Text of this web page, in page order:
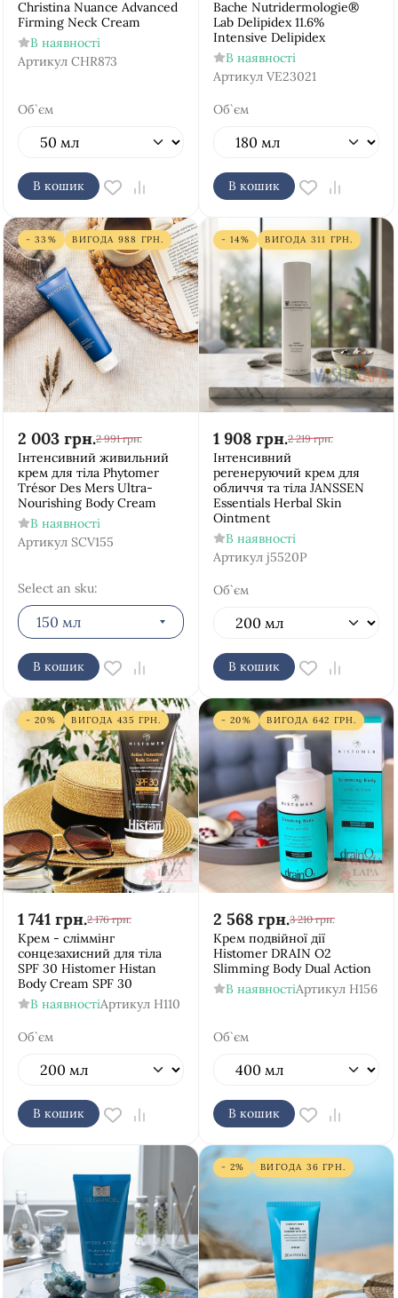
Christina Nuance Advanced
Firming Neck Cream
В наявності
Артикул CHR873
Об`єм
В кошик
Bache Nutridermologie®
Lab Delipidex 11.6%
Intensive Delipidex
В наявності
Артикул VE23021
Об`єм
В кошик
- 33% ВИГОДА 988 ГРН.
2 003 грн.2 991 грн.
Інтенсивний живильний
крем для тіла Phytomer
Trésor Des Mers Ultra-
Nourishing Body Cream
В наявності
Артикул SCV155
Select an sku:
150 мл
В кошик
- 14% ВИГОДА 311 ГРН.
1 908 грн.2 219 грн.
Інтенсивний
регенеруючий крем для
обличчя та тіла JANSSEN
Essentials Herbal Skin
Ointment
В наявності
Артикул j5520P
Об`єм
В кошик
- 20% ВИГОДА 435 ГРН.
1 741 грн.2 176 грн.
Крем - сліммінг
сонцезахисний для тіла
SPF 30 Histomer Histan
Body Cream SPF 30
В наявностіАртикул H110
Об`єм
В кошик
- 20% ВИГОДА 642 ГРН.
2 568 грн.3 210 грн.
Крем подвійної дії
Histomer DRAIN O2
Slimming Body Dual Action
В наявностіАртикул H156
Об`єм
В кошик
- 2% ВИГОДА 36 ГРН.